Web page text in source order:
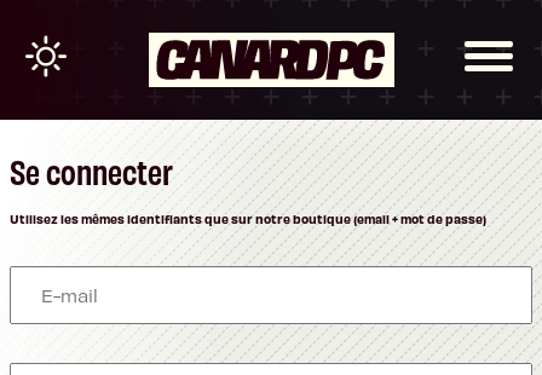
Se connecter
Utilisez les mêmes identifiants que sur notre boutique (email + mot de passe)